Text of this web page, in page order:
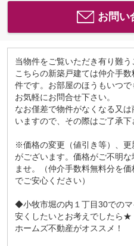
お問い
当物件をご覧いただき有り難う
こちらの新築戸建ては仲介手
件です。お部屋のほうもいつ
お気軽にお問合せ下さい。
なお僅差で物件がなくなる又
いますので、その際はご了承下
※価格の変更（値引き等）、
がございます。価格がご不明
ませ。（仲介手数料無料分を
でご安心ください）
◆小牧市堀の内１丁目30での
安くしたいとお考えでしたら
ホームズ不動産がオススメ！